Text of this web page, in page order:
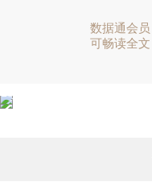
数据通会员
可畅读全文